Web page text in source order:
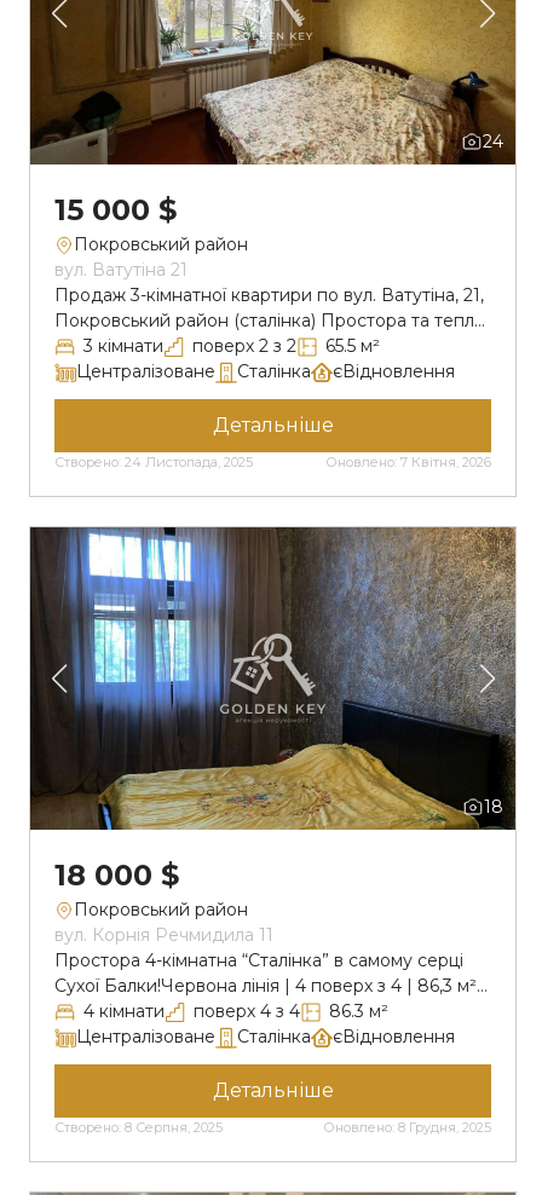
24
15 000 $
Покровський район
вул. Ватутіна 21
Продаж 3-кімнатної квартири по вул. Ватутіна, 21,
Покровський район (сталінка) Простора та тепла
квартира розташована на 2-му поверсі 2-
поверхового будинку. Попри те, що вона кутова
— дуже світла та затишна. Дах перекритий,
нічого не тече. Під’їзд доглянутий, двір тихий, із
приємними сусідами. Основні переваги
квартири:• великий балкон площею 7,5 м², який
можна використовувати як повноцінну […]
3 кімнати поверх 2 з 2
65.5 м²
Централізоване
Сталінка єВідновлення
Створено: 24 Листопада, 2025 Оновлено: 7 Квітня, 2026
Детальніше
18
18 000 $
Покровський район
вул. Корнія Речмидила 11
Простора 4-кімнатна “Сталінка” в самому серці
Сухої Балки!Червона лінія | 4 поверх з 4 | 86,3 м²
Пропонується до продажу велика, світла та дуже
тепла квартира з чудовим плануванням –
ідеальний варіант для великої родини. Основні
переваги:Простора площа – 86,3 м²4 окремі
кімнати з високими стелями – 2.93 м2 балкони з
видом на червону лініюВікна […]
4 кімнати поверх 4 з 4
86.3 м²
Централізоване
Сталінка єВідновлення
Створено: 8 Серпня, 2025 Оновлено: 8 Грудня, 2025
Детальніше